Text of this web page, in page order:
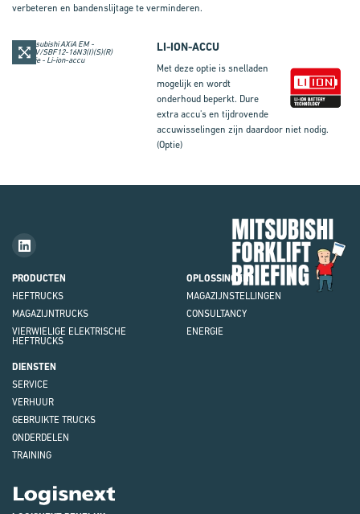
verbeteren en bandenslijtage te verminderen.
LI-ION-ACCU
Met deze optie is snelladen
mogelijk en wordt
onderhoud beperkt. Dure
extra accu's en tijdrovende
accuwisselingen zijn daardoor niet nodig.
(Optie)
PRODUCTEN
HEFTRUCKS
MAGAZIJNTRUCKS
VIERWIELIGE ELEKTRISCHE
HEFTRUCKS
OPLOSSINGEN
MAGAZIJNSTELLINGEN
CONSULTANCY
ENERGIE
DIENSTEN
SERVICE
VERHUUR
GEBRUIKTE TRUCKS
ONDERDELEN
TRAINING